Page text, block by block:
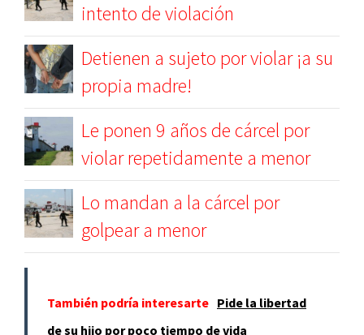
intento de violación
Detienen a sujeto por violar ¡a su
propia madre!
Le ponen 9 años de cárcel por
violar repetidamente a menor
Lo mandan a la cárcel por
golpear a menor
También podría interesarte Pide la libertad
de su hijo por poco tiempo de vida